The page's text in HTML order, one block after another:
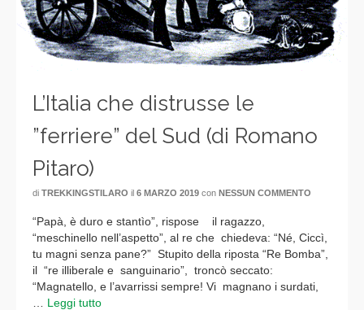
L’Italia che distrusse le
”ferriere” del Sud (di Romano
Pitaro)
di TREKKINGSTILARO il 6 MARZO 2019 con NESSUN COMMENTO
“Papà, è duro e stantìo”, rispose il ragazzo,
“meschinello nell’aspetto”, al re che chiedeva: “Né, Ciccì,
tu magni senza pane?” Stupito della riposta “Re Bomba”,
il “re illiberale e sanguinario”, troncò seccato:
“Magnatello, e l’avarrissi sempre! Vi magnano i surdati,
Leggi tutto